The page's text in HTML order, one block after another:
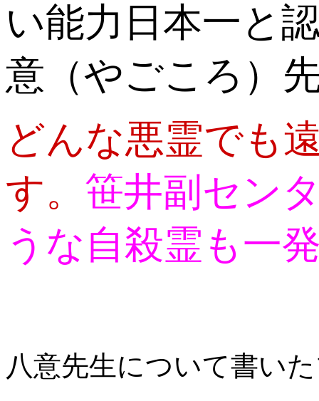
い能力日本一と
意（やごころ）
どんな悪霊でも
す。 笹井副セン
うな自殺霊も一
八意先生について書い